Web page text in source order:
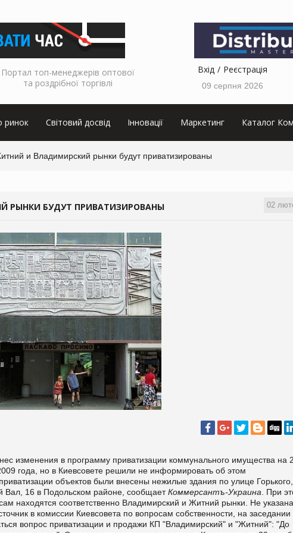
Портал топ-менеджерів оптової
та роздрібної торгівлі
Вхід Реєстрація
09 серпня 2026
ринок Світовий досвід Інновації Маркетинг Каталог
и Владимирский рынки будут приватизированы
02
РЫНКИ БУДУТ ПРИВАТИЗИРОВАНЫ
изменения в программу приватизации коммунального имущества на
года, но в Киевсовете решили не информировать об этом
объектов были внесены нежилые здания по улице
Вал, 16 в Подольском районе, сообщаетКоммерсантъ-Украина . При
находятся соответственно Владимирский и Житний рынки. Не
в комиссии Киевсовета по вопросам собственности, на заседании
вопрос приватизации и продажи КП "Владимирский" и "Житний": "До